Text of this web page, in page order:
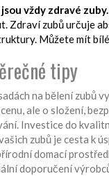
vždy zdravé zuby.
Zdraví zubů určuje
Můžete mít
tipy
na bělení zubů
ale o složení,
Investice do
zubů je cesta k
domací
doporučení